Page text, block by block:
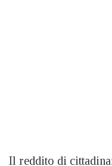
Il reddito di